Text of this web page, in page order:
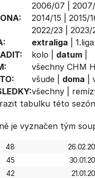
2006/07
2014/15
2015/
2022/23
2023/
extraliga 1.liga
kolo datum|
všechny CHM
všude| doma
všechny|
tabulkutéto
je vyznačen tým
48
45
42